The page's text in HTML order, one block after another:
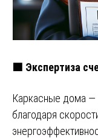
🟩 Экспертиза
Каркасные дома —
благодаря